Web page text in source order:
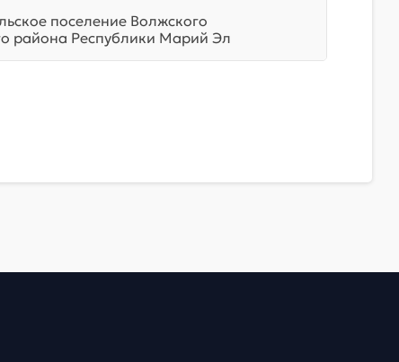
поселение Волжского
района Республики Марий Эл